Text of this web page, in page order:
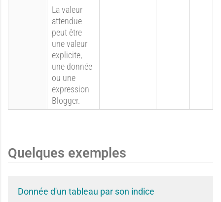
La valeur
attendue
peut être
une valeur
explicite,
une donnée
ou une
expression
Blogger.
Quelques exemples
Donnée d'un tableau par son indice